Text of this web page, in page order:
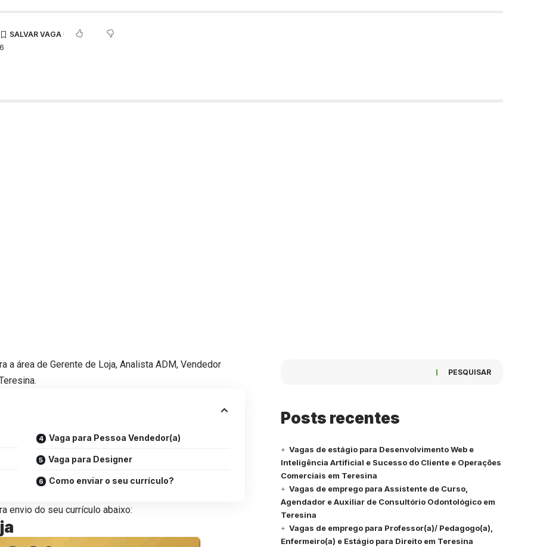
a área de Gerente de Loja, Analista ADM, Vendedor
Vaga para Pessoa Vendedor(a)
Vaga para Designer
Como enviar o seu currículo?
envio do seu currículo abaixo:
PESQUISAR
Posts recentes
Vagas de estágio para Desenvolvimento Web e
Inteligência Artificial e Sucesso do Cliente e Operações
Comerciais em Teresina
Vagas de emprego para Assistente de Curso,
Agendador e Auxiliar de Consultório Odontológico em
Teresina
Vagas de emprego para Professor(a)/ Pedagogo(a),
Enfermeiro(a) e Estágio para Direito em Teresina